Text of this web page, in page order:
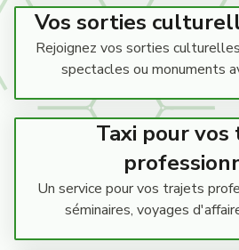
Vos sorties
Rejoignez vos sorties
spectacles ou monuments
Taxi pour
Un service pour vos trajets
séminaires, voyages